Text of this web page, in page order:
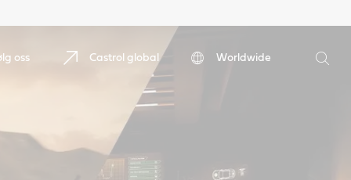
oss Castrol global
Worldwide
Søk